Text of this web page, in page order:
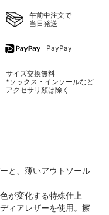
午前中注文で
当日発送
PayPay
サイズ交換無料
*ソックス・インソールなど
アクセサリ類は除く
と、薄いアウトソール
が変化する特殊仕上
ィアレザーを使用。擦